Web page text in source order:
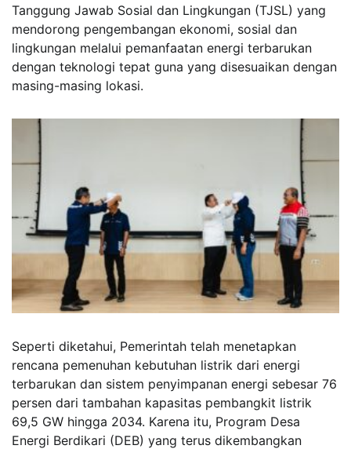
Tanggung Jawab Sosial dan Lingkungan (TJSL) yang
mendorong pengembangan ekonomi, sosial dan
lingkungan melalui pemanfaatan energi terbarukan
dengan teknologi tepat guna yang disesuaikan dengan
masing-masing lokasi.
Seperti diketahui, Pemerintah telah menetapkan
rencana pemenuhan kebutuhan listrik dari energi
terbarukan dan sistem penyimpanan energi sebesar 76
persen dari tambahan kapasitas pembangkit listrik
69,5 GW hingga 2034. Karena itu, Program Desa
Energi Berdikari (DEB) yang terus dikembangkan